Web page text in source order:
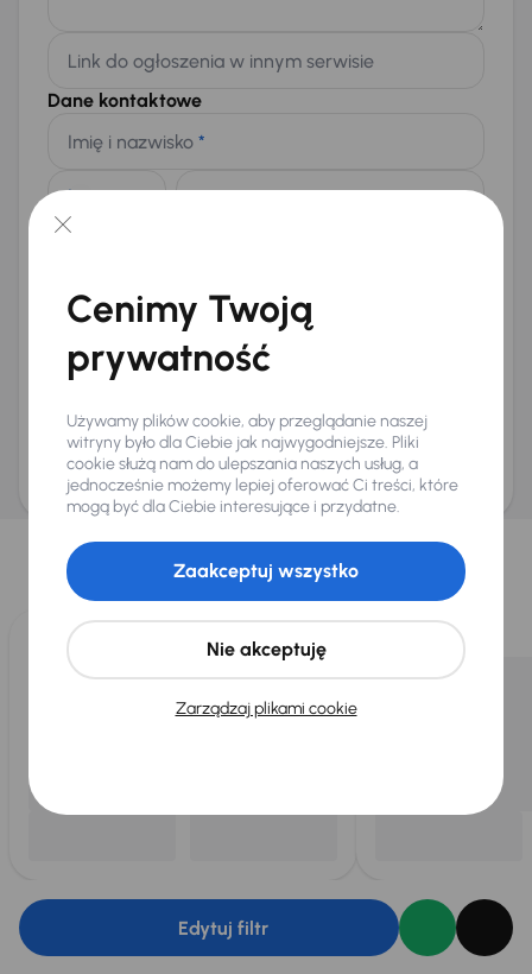
Link do ogłoszenia w innym serwisie
Dane kontaktowe
Imię i nazwisko *
Chcę otrzymywać informacje o ofertach rabatowych
Na e-mail(opcjonalnie)
Na numer telefonu (opcjonalnie)
Zwracamy uwagę, że umówienie spotkania nie jest równoznaczne z rezerwacją
ani zagwarantowaną dostępnością pojazdu. AURES Holdings a.s., z siedzibą
Dopraváků 874/15, Čimice, 184 00 Praga 8, będzie przechowywać i przetwarzać
Twoje dane osobowe zgodnie z zasadami ochrony i przetwarzaniadanych
osobowych.
Wybraliśmy dla Ciebie
Wybieramy dla Ciebienajlepsze pojazdyz naszej oferty. Kupimy
dla Ciebiedo 400 pojazdówkażdego dnia.
Edytuj filtr
Cenimy Twoją
prywatność
Używamy plików cookie, aby przeglądanie naszej
witryny było dla Ciebie jak najwygodniejsze. Pliki
cookie służą nam do ulepszania naszych usług, a
jednocześnie możemy lepiej oferować Ci treści, które
mogą być dla Ciebie interesujące i przydatne.
Zarządzaj plikami cookie
Nie akceptuję
Zaakceptuj wszystko